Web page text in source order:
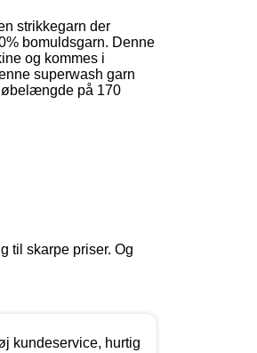
strikkegarn der
bomuldsgarn. Denne
og kommes i
superwash garn
på 170
til skarpe priser. Og
kundeservice, hurtig